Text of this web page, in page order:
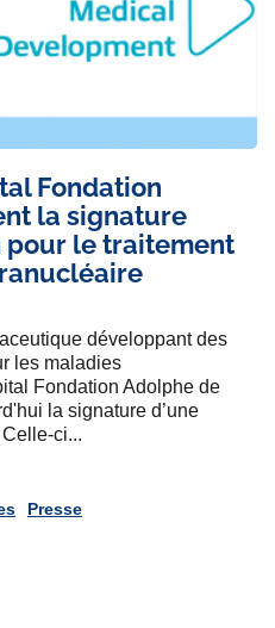
Fondation
la signature
pour le traitement
développant des
les maladies
Fondation Adolphe de
la signature d’une
ci...
Presse